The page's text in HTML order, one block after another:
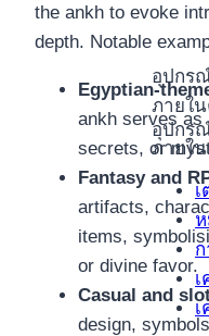
อุปกร
ภายใ
อุปกร
ภายใ
เ
the ankh to evoke
depth. Notable
Egyptian-
ankh serves as
secrets, or
Fantasy and
artifacts,
items,
or divine favor.
Casual and
design,